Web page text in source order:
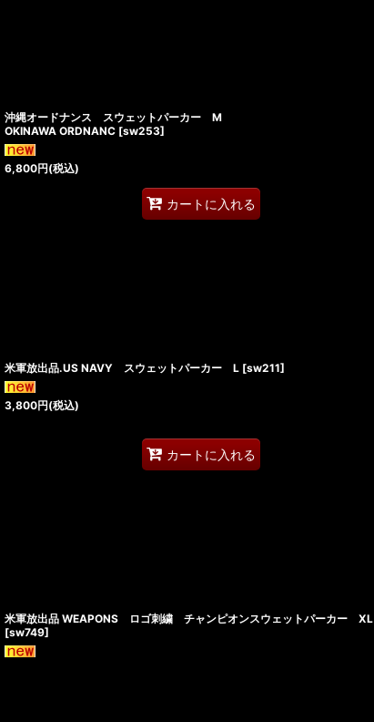
沖縄オードナンス スウェットパーカー M
OKINAWA ORDNANC [sw253]
6,800円(税込)
カートに入れる
米軍放出品.US NAVY スウェットパーカー L [sw211]
3,800円(税込)
カートに入れる
米軍放出品 WEAPONS ロゴ刺繍 チャンピオンスウェットパーカー XL
[sw749]